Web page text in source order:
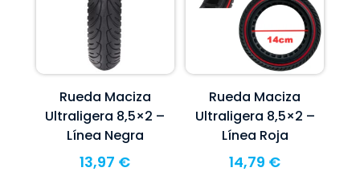
Rueda Maciza
Ultraligera 8,5×2 –
Línea Negra
13,97 €
Rueda Maciza
Ultraligera 8,5×2 –
Línea Roja
14,79 €